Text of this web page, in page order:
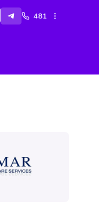
481